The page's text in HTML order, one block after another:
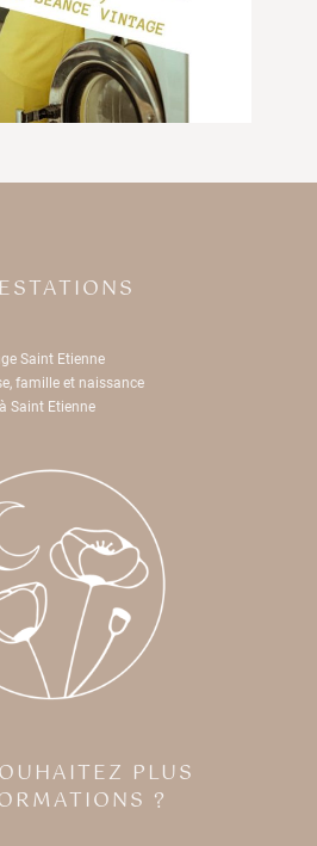
Saint Etienne
famille et naissance
Saint Etienne
PLUS
?